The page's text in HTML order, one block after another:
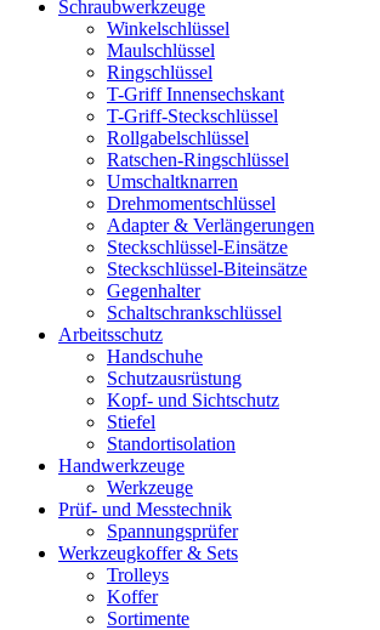
Schraubwerkzeuge
Winkelschlüssel
Maulschlüssel
Ringschlüssel
T-Griff Innensechskant
T-Griff-Steckschlüssel
Rollgabelschlüssel
Ratschen-Ringschlüssel
Umschaltknarren
Drehmomentschlüssel
Adapter & Verlängerungen
Steckschlüssel-Einsätze
Steckschlüssel-Biteinsätze
Gegenhalter
Schaltschrankschlüssel
Arbeitsschutz
Handschuhe
Schutzausrüstung
Kopf- und Sichtschutz
Stiefel
Standortisolation
Handwerkzeuge
Werkzeuge
Prüf- und Messtechnik
Spannungsprüfer
Werkzeugkoffer & Sets
Trolleys
Koffer
Sortimente